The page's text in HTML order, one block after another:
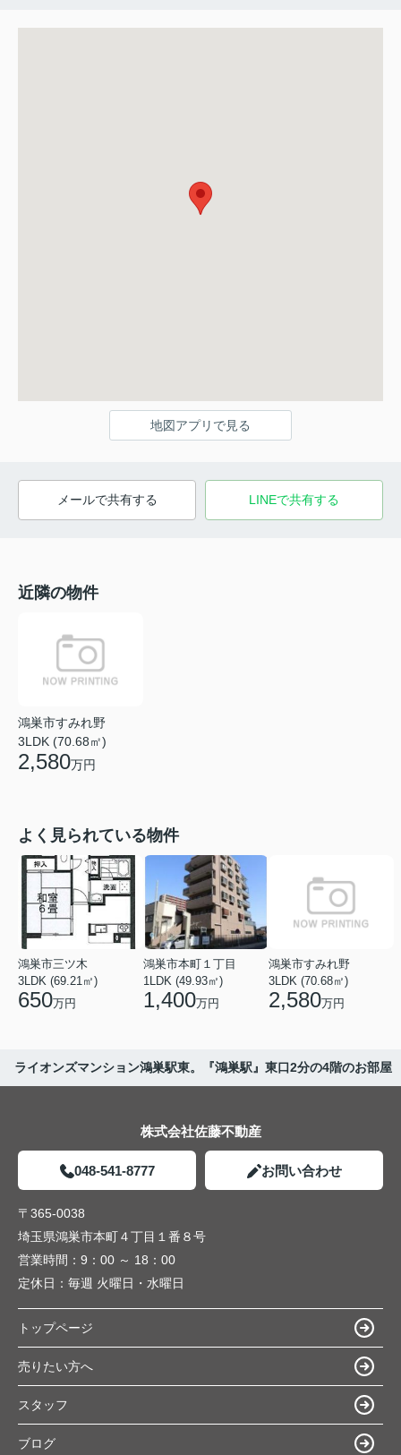
地図アプリで見る
メールで共有する LINEで共有する
近隣の物件
鴻巣市すみれ野
3LDK (70.68㎡)
2,580万円
よく見られている物件
鴻巣市三ツ木
3LDK (69.21㎡)
650万円
鴻巣市本町１丁目
1LDK (49.93㎡)
1,400万円
鴻巣市すみれ野
3LDK (70.68㎡)
2,580万円
ライオンズマンション鴻巣駅東。『鴻巣駅』東口2分の4階のお部屋
株式会社佐藤不動産
048-541-8777 お問い合わせ
〒365-0038
埼玉県鴻巣市本町４丁目１番８号
営業時間： 9：00 ～ 18：00
定休日： 毎週 火曜日・水曜日
トップページ
売りたい方へ
スタッフ
ブログ